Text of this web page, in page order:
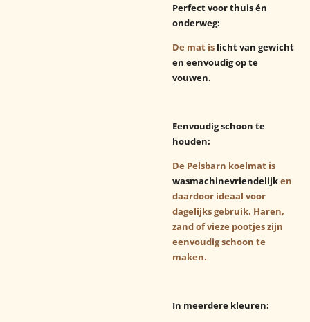
Perfect voor thuis én
onderweg:
De mat is licht van gewicht
en eenvoudig op te
vouwen.
Eenvoudig schoon te
houden:
De Pelsbarn koelmat is
wasmachinevriendelijken
daardoor ideaal voor
dagelijks gebruik. Haren,
zand of vieze pootjes zijn
eenvoudig schoon te
maken.
In meerdere kleuren: